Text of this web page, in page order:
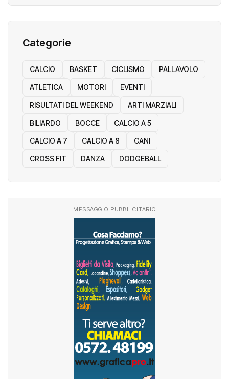
Categorie
CALCIO BASKET CICLISMO PALLAVOLO
ATLETICA MOTORI EVENTI
RISULTATI DEL WEEKEND ARTI MARZIALI
BILIARDO BOCCE CALCIO A 5
CALCIO A 7 CALCIO A 8 CANI
CROSS FIT DANZA DODGEBALL
MESSAGGIO PUBBLICITARIO